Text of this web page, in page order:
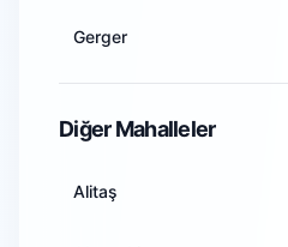
Bilecik
Bingöl
Gerger
Diğer Mahalleler
Alitaş